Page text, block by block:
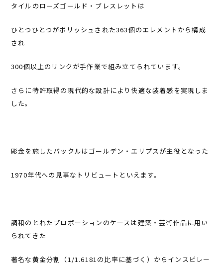
タイルのローズゴールド・ブレスレットは
ひとつひとつがポリッシュされた363個のエレメントから構成
され
300個以上のリンクが手作業で組み立てられています。
さらに特許取得の現代的な設計により快適な装着感を実現しま
した。
彫金を施したバックルはゴールデン・エリプスが主役となった
1970年代への見事なトリビュートといえます。
調和のとれたプロポーションのケースは建築・芸術作品に用い
られてきた
著名な黄金分割（1/1.6181の比率に基づく）からインスピレー